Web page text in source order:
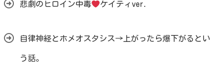
悲劇のヒロイン中毒 ケイティver.
自律神経とホメオスタシス→上がったら爆下がるとい
う話。